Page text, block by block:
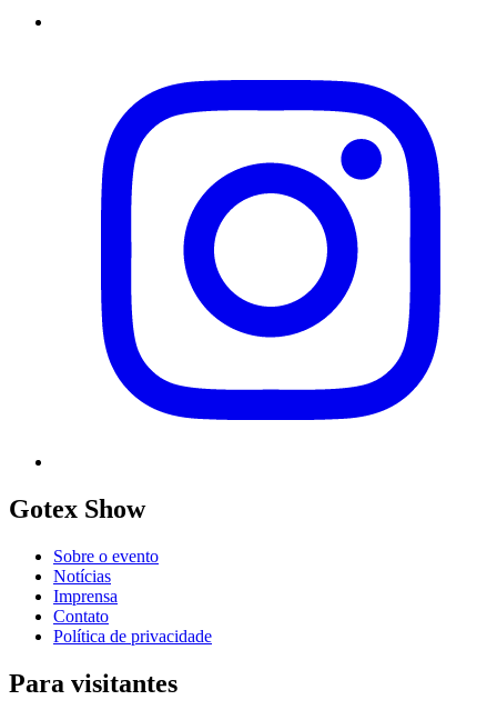
Gotex Show
Sobre o evento
Notícias
Imprensa
Contato
Política de privacidade
Para visitantes